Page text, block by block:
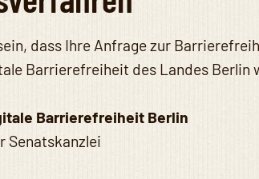
dass Ihre Anfrage zur
Barrierefreiheit des Landes Berlin
Barrierefreiheit Berlin
Senatskanzlei